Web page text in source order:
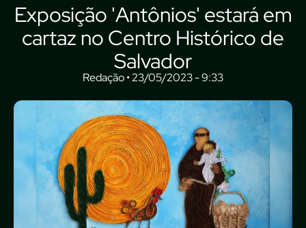
Exposição 'Antônios' estará em
cartaz no Centro Histórico de
Salvador
Redação • 23/05/2023 - 9:33